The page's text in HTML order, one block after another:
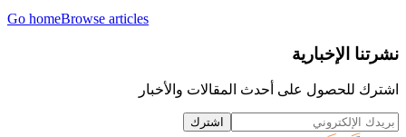
Go homeBrowse articles
نشرتنا الإخبارية
اشترك للحصول على أحدث المقالات والأخبار
اشترك